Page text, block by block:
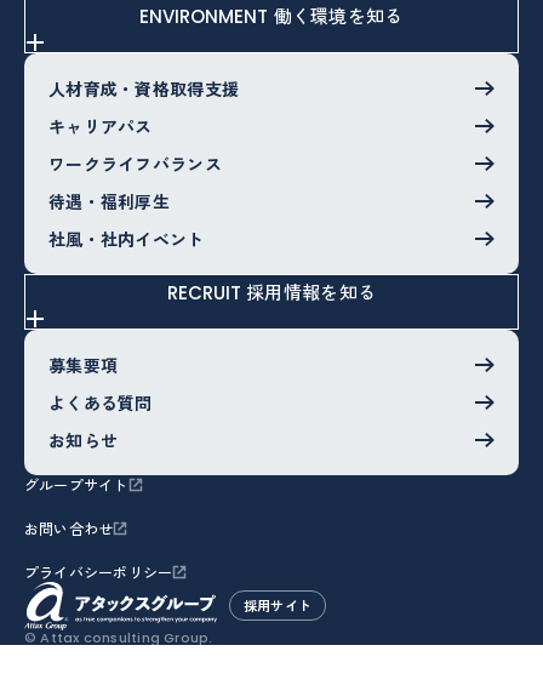
ENVIRONMENT 働く環境を知る
人材育成・資格取得支援
キャリアパス
ワークライフバランス
待遇・福利厚生
社風・社内イベント
RECRUIT 採用情報を知る
募集要項
よくある質問
お知らせ
グループサイト
お問い合わせ
プライバシーポリシー
採用サイト
© Attax consulting Group.